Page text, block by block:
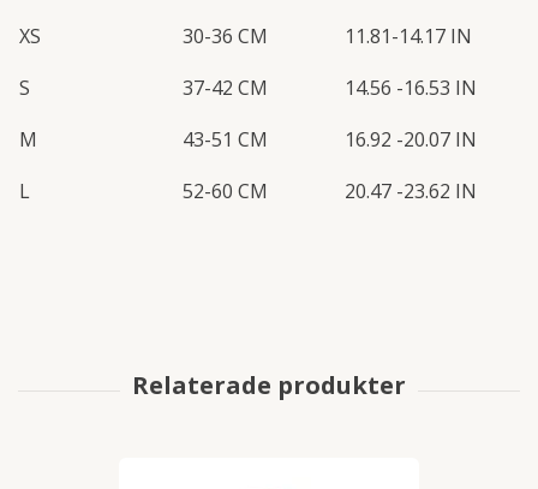
XS
30-36 CM
11.81-14.17 IN
S
37-42 CM
14.56 -16.53 IN
M
43-51 CM
16.92 -20.07 IN
L
52-60 CM 20.47 -23.62 IN